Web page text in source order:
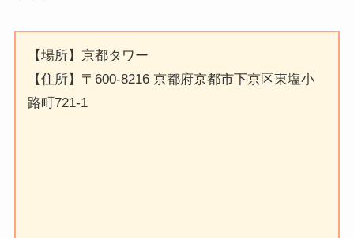
【場所】京都タワー
【住所】〒600-8216 京都府京都市下京区東塩小
路町721-1